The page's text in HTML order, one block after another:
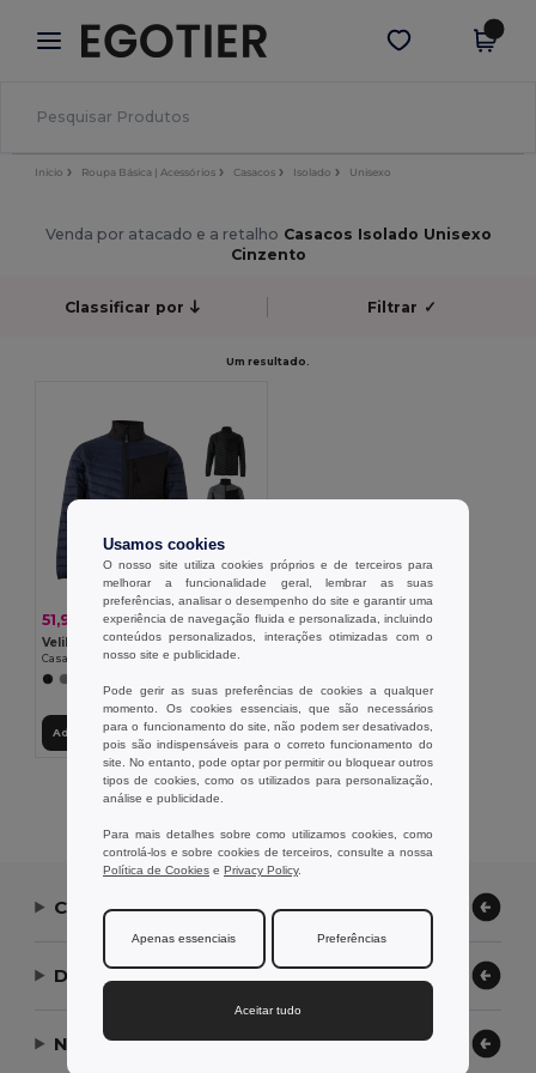
× App Egotier
Melhores preços na app!
Obter app
Início Roupa Básica | Acessórios Casacos Isolado Unisexo
Venda por atacado e a retalho Casacos Isolado Unisexo
Cinzento
Classificar por Filtrar ✓
Um resultado.
51,97 € 83,90 € -38%
Velilla 36085
Adicionar ao Carrinho
Exibindo Todos Os Produtos.
Contate-nos
Deixe-nos ajudar
Nossa Empresa
Usamos cookies
O nosso site utiliza cookies próprios e de terceiros para
melhorar a funcionalidade geral, lembrar as suas
preferências, analisar o desempenho do site e garantir uma
experiência de navegação fluida e personalizada, incluindo
conteúdos personalizados, interações otimizadas com o
nosso site e publicidade.
Pode gerir as suas preferências de cookies a qualquer
momento. Os cookies essenciais, que são necessários
para o funcionamento do site, não podem ser desativados,
pois são indispensáveis para o correto funcionamento do
site. No entanto, pode optar por permitir ou bloquear outros
tipos de cookies, como os utilizados para personalização,
análise e publicidade.
Para mais detalhes sobre como utilizamos cookies, como
controlá-los e sobre cookies de terceiros, consulte a nossa
Política de Cookies e Privacy Policy.
Apenas essenciais Preferências
Aceitar tudo